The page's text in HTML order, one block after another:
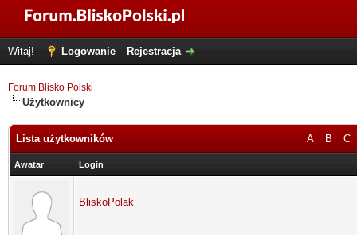
Witaj! Logowanie Rejestracja
Forum Blisko Polski
Użytkownicy
A B C
Lista użytkowników
Awatar Login
BliskoPolak